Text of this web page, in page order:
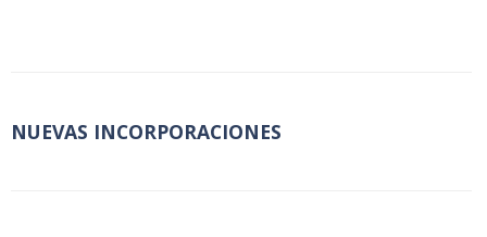
NUEVAS INCORPORACIONES